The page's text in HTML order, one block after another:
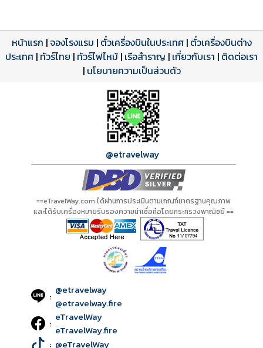
โปรแกรมทัวร์
ดาวน์โหลด PDF
รีวิวลูกค้าจริง
รีวิวจาก eTravelWay
เปิดหน้าเต็ม
ใบอนุญาตนำเที่ยว
เลขที่ 11/11450
เปิดหน้าเต็ม
หน้าแรก |จองโรงแรม | ตั๋วเครื่องบินในประเทศ| ตั๋วเครื่องบินต่าง
ประเทศ | ทัวร์ไทย | ทัวร์ไฟไหม้ | เรือสำราญ | เกี่ยวกับเรา | ติดต่อเรา
| นโยบายความเป็นส่วนตัว
@etravelway
==eTravelWay.com ได้ผ่านการประเมินตามเกณฑ์มาตรฐานคุณภาพ
และได้รับเครื่องหมายรับรองความน่าเชื่อถือโดยกระทรวงพาณิชย์ ==
: @etravelway
@etravelway.fire
: eTravelWay
eTravelWay.fire
: @eTravelWay